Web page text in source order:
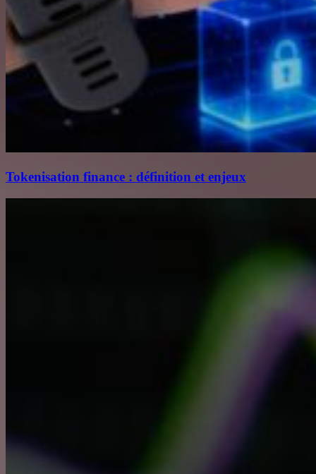
Tokenisation finance : définition et enjeux